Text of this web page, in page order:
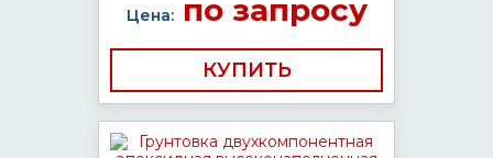
Цена:по запросу
КУПИТЬ